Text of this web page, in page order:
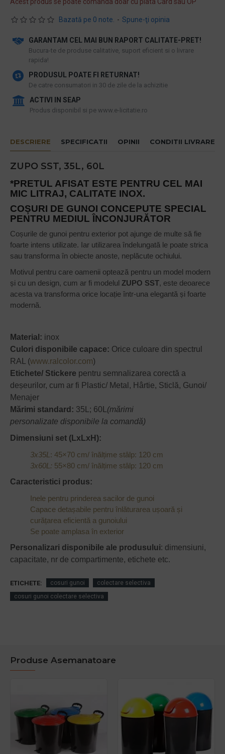
Bazată pe 0 note. - Spune-ţi opinia
GARANTAM CEL MAI BUN RAPORT CALITATE-PRET!
​Bucura-te de produse calitative, suport eficient si o livrare
rapida!
PRODUSUL POATE FI RETURNAT!
De catre consumatori in 30 de zile de la achizitie
ACTIVI IN SEAP
Produs disponibil si pe www.e-licitatie.ro
DESCRIERE SPECIFICATII OPINII CONDITII LIVRARE
ZUPO SST, 35L, 60L
*PRETUL AFISAT ESTE PENTRU CEL MAI
MIC LITRAJ, CALITATE INOX.
COȘURI DE GUNOI CONCEPUTE SPECIAL
PENTRU MEDIUL ÎNCONJURĂTOR
Coșurile de gunoi pentru exterior pot ajunge de multe să fie
foarte intens utilizate. Iar utilizarea îndelungată le poate strica
sau transforma în obiecte anoste, neplăcute ochiului.
Motivul pentru care oamenii optează pentru un model modern
și cu un design, cum ar fi modelul ZUPO SST, este deoarece
acesta va transforma orice locație într-una elegantă și foarte
modernă.
Material: inox
Culori disponibile capace: Orice culoare din spectrul
RAL (www.ralcolor.com)
Etichete/ Stickere pentru semnalizarea corectă a
deșeurilor, cum ar fi Plastic/ Metal, Hârtie, Sticlă, Gunoi/
Menajer
Mărimi standard: 35L; 60L (mărimi
personalizate disponibile la comandă)
Dimensiuni set (LxLxH):
3x35L : 45×70 cm/ înălțime stâlp: 120 cm
3x60L: 55×80 cm/ înălțime stâlp: 120 cm
Caracteristici produs:
Inele pentru prinderea sacilor de gunoi
Capace detașabile pentru înlăturarea ușoară și
curățarea eficientă a gunoiului
Se poate amplasa în exterior
Personalizari disponibile ale produsului: dimensiuni,
capacitate, nr de compartimente, etichete etc.
ETICHETE: cosuri gunoi
colectare selectiva
cosuri gunoi colectare selectiva
Produse Asemanatoare